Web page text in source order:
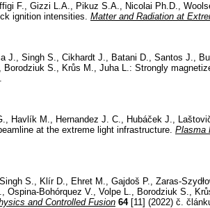
F., Gizzi L.A., Pikuz S.A., Nicolai Ph.D.,
ignition intensities. Matter and Radiation at
Singh S., Cikhardt J., Batani D., Santos J.,
S., Krůs M., Juha L.: Strongly
Havlík M., Hernandez J. C., Hubáček J.,
at the extreme light infrastructure. Plasma
S., Klír D., Ehret M., Gajdoš P., Zaras-
Bohórquez V., Volpe L., Borodziuk S.,
and Controlled Fusion 64[11] (2022) č.